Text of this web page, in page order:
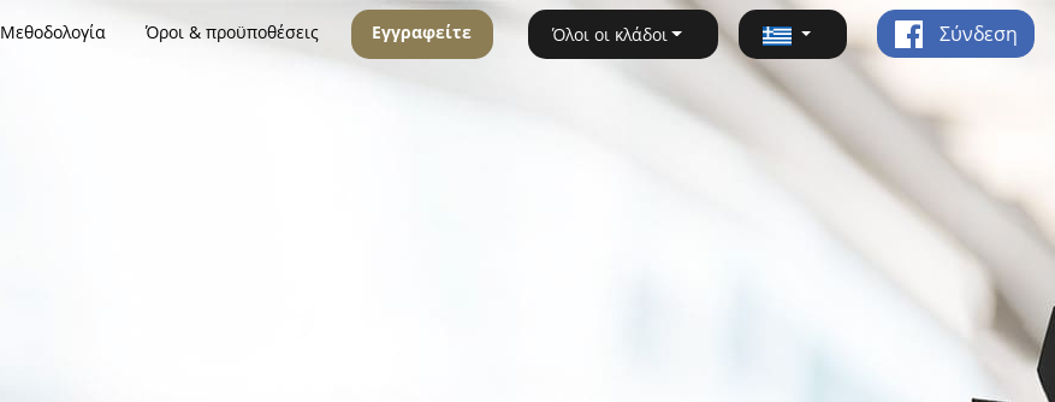
Μεθοδολογία Όροι & προϋποθέσεις Εγγραφείτε Όλοι οι κλάδοι Σύνδεση